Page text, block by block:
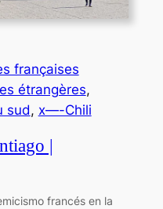
françaises
étrangères
sud, x—-Chili
|
francés en la